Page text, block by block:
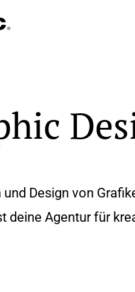
Design von
deine Agentur für